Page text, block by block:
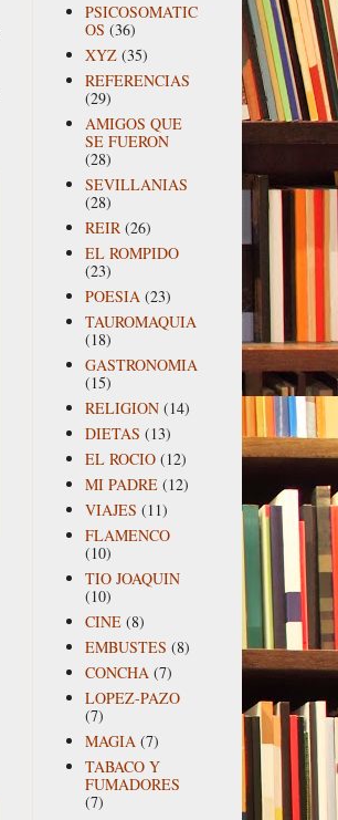
PSICOSOMATIC
OS (36)
XYZ (35)
REFERENCIAS
(29)
AMIGOS QUE
SE FUERON
(28)
SEVILLANIAS
(28)
REIR (26)
EL ROMPIDO
(23)
POESIA (23)
TAUROMAQUIA
(18)
GASTRONOMIA
(15)
RELIGION (14)
DIETAS (13)
EL ROCIO (12)
MI PADRE (12)
VIAJES (11)
FLAMENCO
(10)
TIO JOAQUIN
(10)
CINE (8)
EMBUSTES (8)
CONCHA (7)
LOPEZ-PAZO
(7)
MAGIA (7)
TABACO Y
FUMADORES
(7)